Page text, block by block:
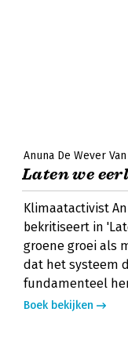
Anuna De Wever
Laten we
Klimaatactivist
bekritiseert in
groene groei als
dat het systeem
fundamenteel
Boek bekijken